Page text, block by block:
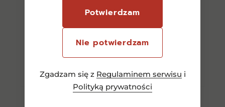
Potwierdzam
Nie potwierdzam
Zgadzam się z Regulaminem serwisu i
Polityką prywatności
65,00zł
Dowiedz się więcej